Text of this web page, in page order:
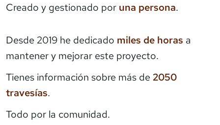
Creado y gestionado por una persona.
Desde 2019 he dedicado miles de horas a
mantener y mejorar este proyecto.
Tienes información sobre más de 2050
travesías.
Todo por la comunidad.